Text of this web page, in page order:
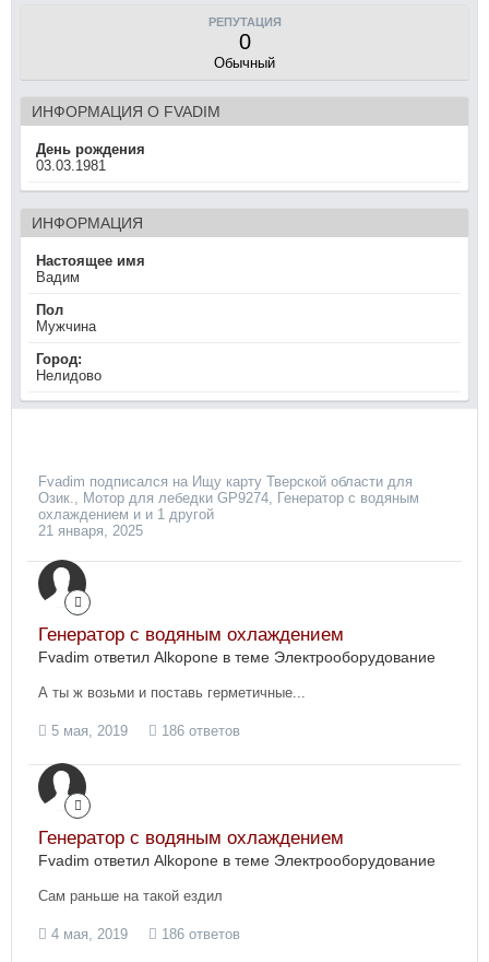
РЕПУТАЦИЯ
0
Обычный
ИНФОРМАЦИЯ О FVADIM
День рождения
03.03.1981
ИНФОРМАЦИЯ
Настоящее имя
Вадим
Пол
Мужчина
Город:
Нелидово
Fvadim подписался на Ищу карту Тверской области для
Озик., Мотор для лебедки GP9274, Генератор с водяным
охлаждением и и 1 другой
21 января, 2025
Генератор с водяным охлаждением
Fvadim ответил Alkopone в теме Электрооборудование
А ты ж возьми и поставь герметичные...
5 мая, 2019 186 ответов
Генератор с водяным охлаждением
Fvadim ответил Alkopone в теме Электрооборудование
Сам раньше на такой ездил
4 мая, 2019 186 ответов